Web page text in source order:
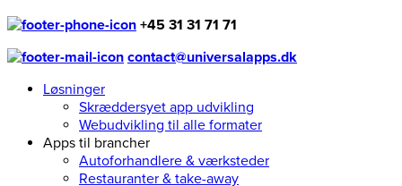
+45 31 31 71 71
contact@universalapps.dk
Løsninger
Skræddersyet app udvikling
Webudvikling til alle formater
Apps til brancher
Autoforhandlere & værksteder
Restauranter & take-away